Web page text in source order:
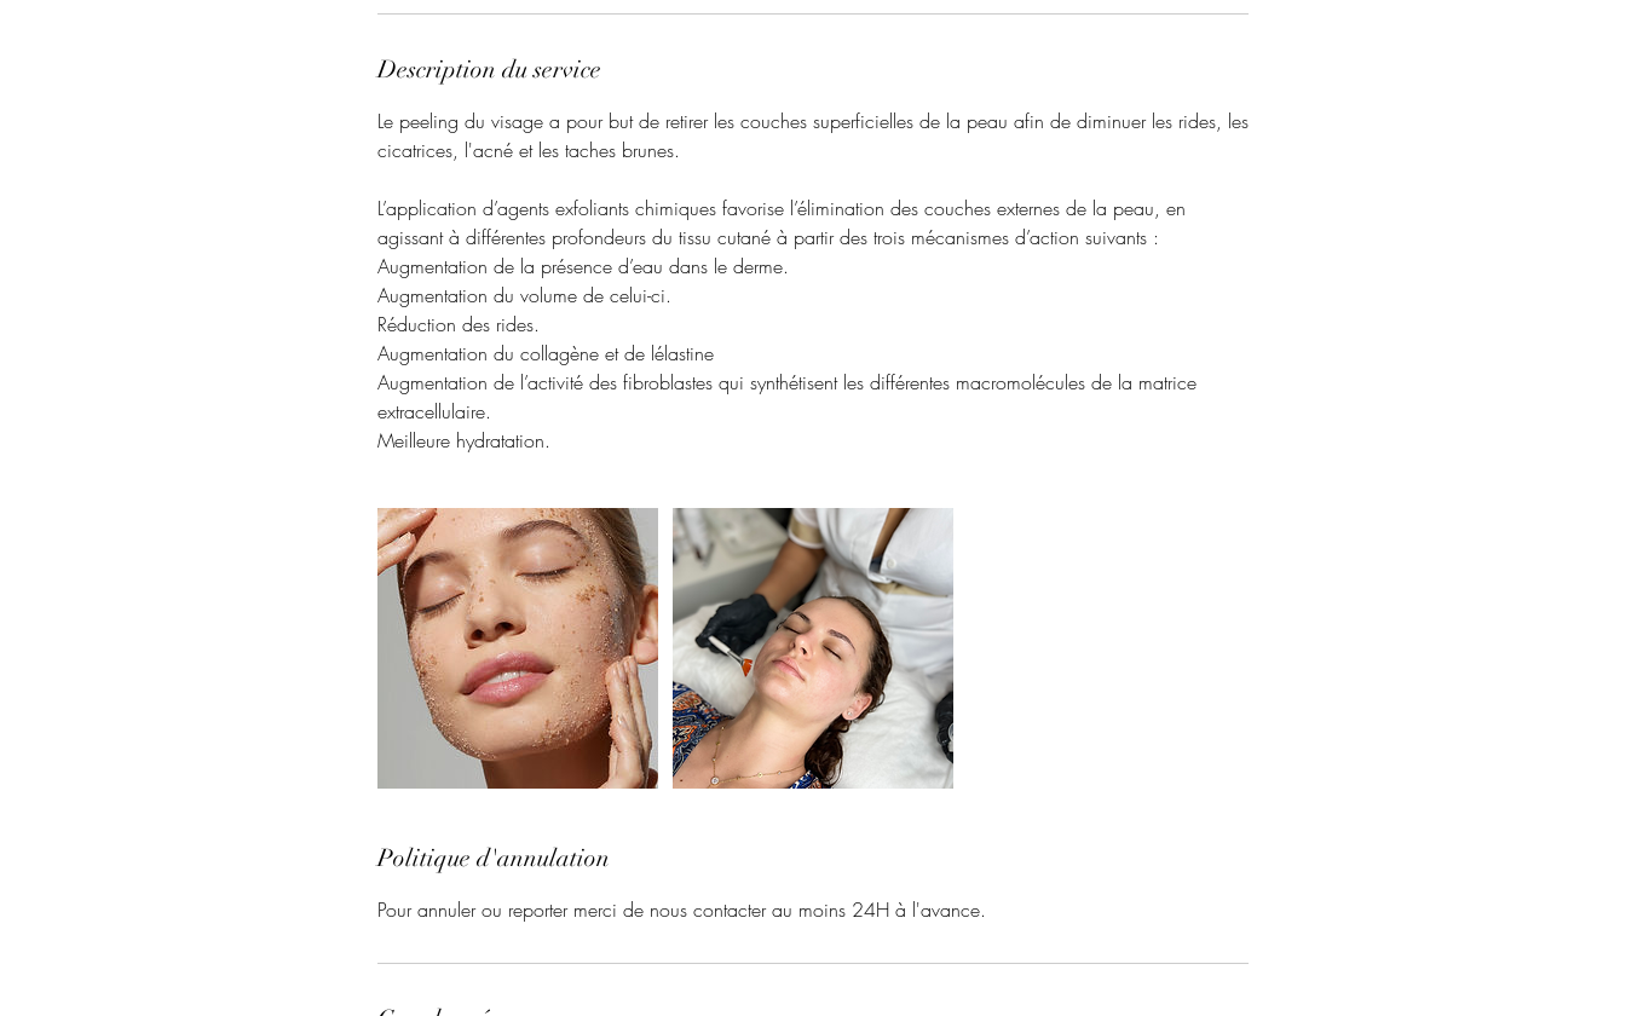
Description du service
Le peeling du visage a pour but de retirer les couches superficielles de la peau afin de diminuer les rides, les
cicatrices, l'acné et les taches brunes.
L’application d’agents exfoliants chimiques favorise l’élimination des couches externes de la peau, en
agissant à différentes profondeurs du tissu cutané à partir des trois mécanismes d’action suivants :
Augmentation de la présence d’eau dans le derme.
Augmentation du volume de celui-ci.
Réduction des rides.
Augmentation du collagène et de lélastine​
Augmentation de l’activité des fibroblastes qui synthétisent les différentes macromolécules de la matrice
extracellulaire.
Meilleure hydratation.
Politique d'annulation
Pour annuler ou reporter merci de nous contacter au moins 24H à l'avance.